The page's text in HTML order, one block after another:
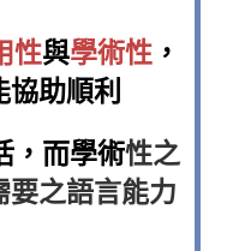
性與學術性，
助順利
，而學術性之
要之語言能力